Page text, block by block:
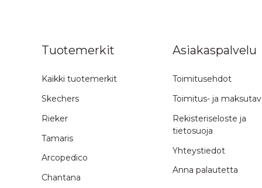
Tuotemerkit
Kaikki tuotemerkit
Skechers
Rieker
Tamaris
Arcopedico
Chantana
Asiakaspalvelu
Toimitusehdot
Toimitus- ja
Rekisteriseloste ja
tietosuoja
Yhteystiedot
Anna palautetta